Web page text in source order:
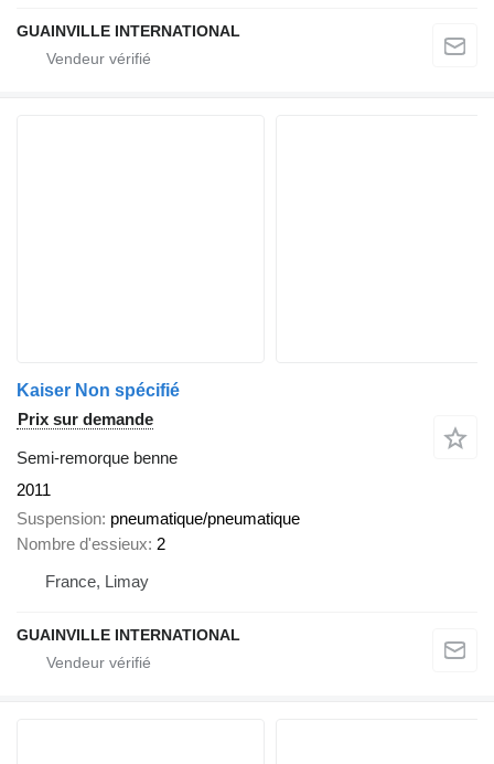
GUAINVILLE INTERNATIONAL
Kaiser Non spécifié
Prix sur demande
Semi-remorque benne
2011
Suspension pneumatique/pneumatique
Nombre d'essieux 2
France, Limay
GUAINVILLE INTERNATIONAL